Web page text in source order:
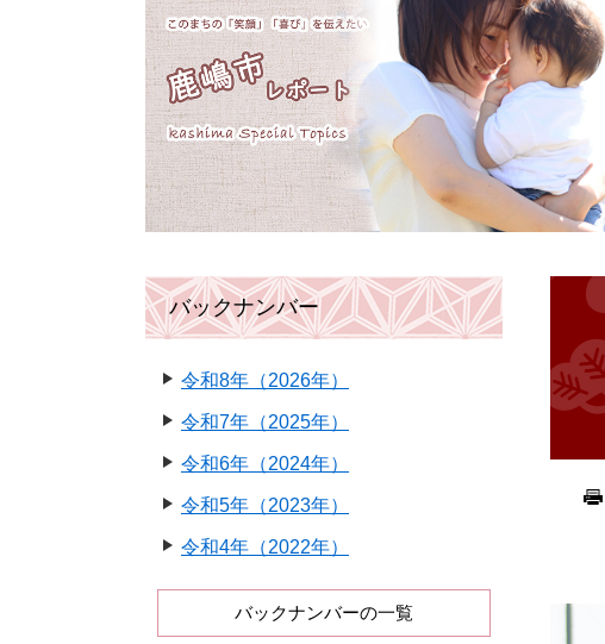
バックナンバー
令和8年（2026年）
令和7年（2025年）
令和6年（2024年）
令和5年（2023年）
令和4年（2022年）
バックナンバーの一覧